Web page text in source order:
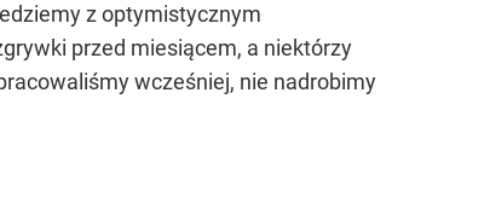
z optymistycznym
przed miesiącem, a niektórzy
wcześniej, nie nadrobimy